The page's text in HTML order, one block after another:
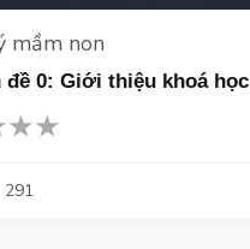
mầm non
đề 0: Giới thiệu khoá học
291